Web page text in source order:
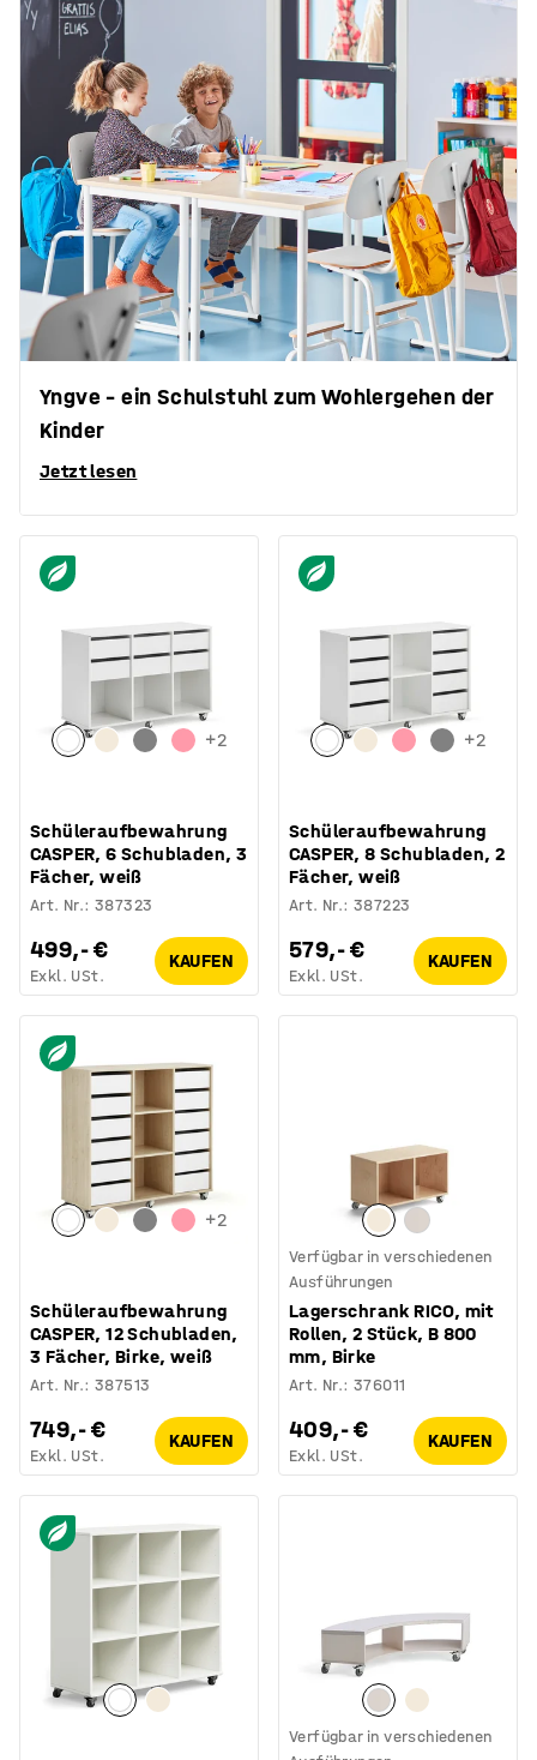
Yngve – ein Schulstuhl zum Wohlergehen der
Kinder
Jetzt lesen
+2
Schüleraufbewahrung
CASPER, 6 Schubladen, 3
Fächer, weiß
Art. Nr.:387323
499,- €
Exkl. USt.
KAUFEN
+2
Schüleraufbewahrung
CASPER, 8 Schubladen, 2
Fächer, weiß
Art. Nr.:387223
579,- €
Exkl. USt.
KAUFEN
+2
Schüleraufbewahrung
CASPER, 12 Schubladen,
3 Fächer, Birke, weiß
Art. Nr.:387513
749,- €
Exkl. USt.
KAUFEN
Verfügbar in verschiedenen
Ausführungen
Lagerschrank RICO, mit
Rollen, 2 Stück, B 800
mm, Birke
Art. Nr.:376011
409,- €
Exkl. USt.
KAUFEN
Verfügbar in verschiedenen